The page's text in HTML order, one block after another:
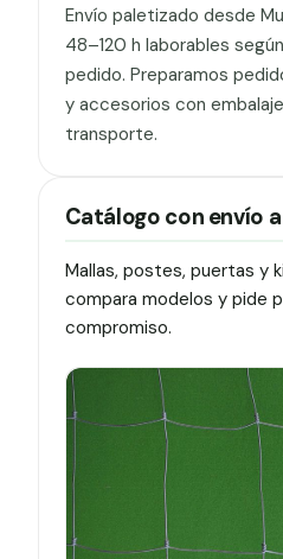
Envío paletizado desde
48–120 h laborables
pedido. Preparamos
y accesorios con
transporte.
Catálogo con envío a
Mallas, postes, puertas y
compara modelos y pide
compromiso.